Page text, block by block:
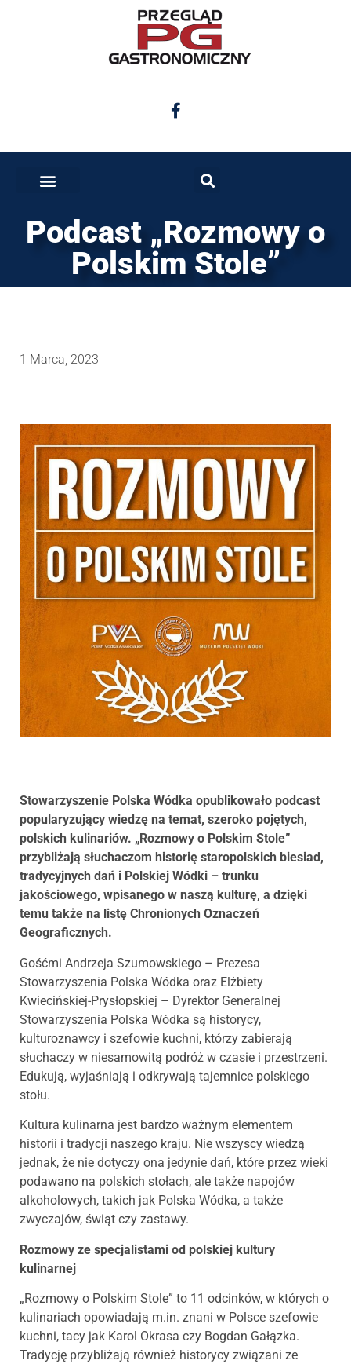
Podcast „Rozmowy o
Polskim Stole”
1 Marca, 2023
Stowarzyszenie Polska Wódka opublikowało podcast
popularyzujący wiedzę na temat, szeroko pojętych,
polskich kulinariów. „Rozmowy o Polskim Stole”
przybliżają słuchaczom historię staropolskich biesiad,
tradycyjnych dań i Polskiej Wódki – trunku
jakościowego, wpisanego w naszą kulturę, a dzięki
temu także na listę Chronionych Oznaczeń
Geograficznych.
Gośćmi Andrzeja Szumowskiego – Prezesa
Stowarzyszenia Polska Wódka oraz Elżbiety
Kwiecińskiej-Prysłopskiej – Dyrektor Generalnej
Stowarzyszenia Polska Wódka są historycy,
kulturoznawcy i szefowie kuchni, którzy zabierają
słuchaczy w niesamowitą podróż w czasie i przestrzeni.
Edukują, wyjaśniają i odkrywają tajemnice polskiego
stołu.
Kultura kulinarna jest bardzo ważnym elementem
historii i tradycji naszego kraju. Nie wszyscy wiedzą
jednak, że nie dotyczy ona jedynie dań, które przez wieki
podawano na polskich stołach, ale także napojów
alkoholowych, takich jak Polska Wódka, a także
zwyczajów, świąt czy zastawy.
Rozmowy ze specjalistami od polskiej kultury
kulinarnej
„Rozmowy o Polskim Stole” to 11 odcinków, w których o
kulinariach opowiadają m.in. znani w Polsce szefowie
kuchni, tacy jak Karol Okrasa czy Bogdan Gałązka.
Tradycję przybliżają również historycy związani ze